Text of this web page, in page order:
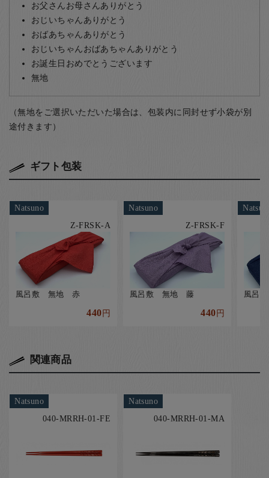
お父さんお母さんありがとう
おじいちゃんありがとう
おばあちゃんありがとう
おじいちゃんおばあちゃんありがとう
お誕生日おめでとうございます
無地
（無地をご選択いただいた場合は、包装内に同封せず小袋が別
途付きます）
ギフト包装
Natsuno
Z-FRSK-A
風呂敷 無地 赤
440円
Natsuno
Z-FRSK-F
風呂敷 無地 藤
440円
風呂
関連商品
Natsuno
040-MRRH-01-FE
Natsuno
040-MRRH-01-MA